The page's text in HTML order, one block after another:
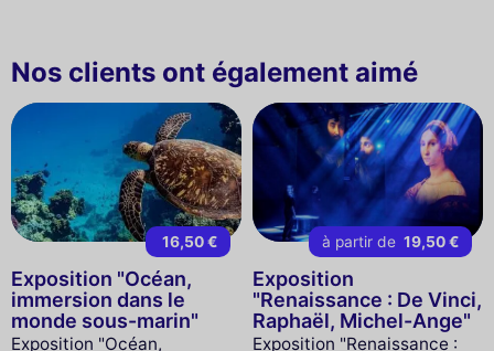
Nos clients ont également aimé
16,50 €
Exposition "Océan,
immersion dans le
monde sous-marin"
Exposition "Océan,
à partir de 19,50 €
Exposition
"Renaissance : De Vinci,
Raphaël, Michel-Ange"
Exposition "Renaissance :